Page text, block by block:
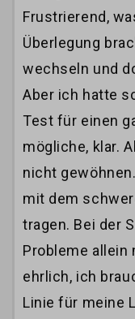
Frustrierend,
Überlegung
wechseln und
Aber ich hatte
Test für einen
mögliche, klar.
nicht
mit dem
tragen. Bei der
Probleme allein
ehrlich, ich
Linie für meine